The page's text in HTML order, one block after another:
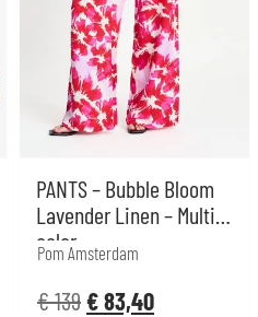
PANTS – Bubble Bloom
Lavender Linen – Multi
color
Pom Amsterdam
€139€83,40